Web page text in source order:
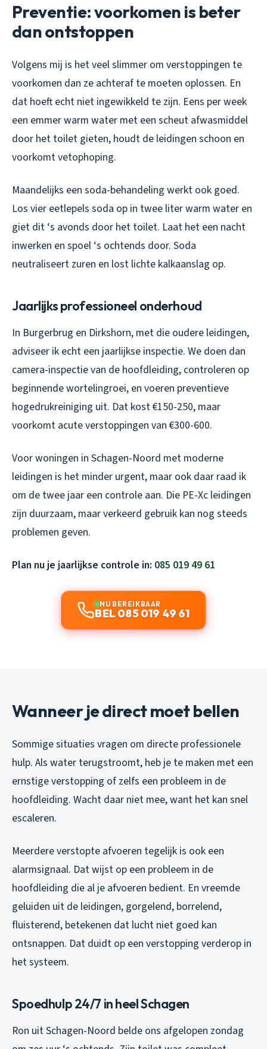
Preventie: voorkomen is beter
dan ontstoppen
Volgens mij is het veel slimmer om verstoppingen te
voorkomen dan ze achteraf te moeten oplossen. En
dat hoeft echt niet ingewikkeld te zijn. Eens per week
een emmer warm water met een scheut afwasmiddel
door het toilet gieten, houdt de leidingen schoon en
voorkomt vetophoping.
Maandelijks een soda-behandeling werkt ook goed.
Los vier eetlepels soda op in twee liter warm water en
giet dit ‘s avonds door het toilet. Laat het een nacht
inwerken en spoel ‘s ochtends door. Soda
neutraliseert zuren en lost lichte kalkaanslag op.
Jaarlijks professioneel onderhoud
In Burgerbrug en Dirkshorn, met die oudere leidingen,
adviseer ik echt een jaarlijkse inspectie. We doen dan
camera-inspectie van de hoofdleiding, controleren op
beginnende wortelingroei, en voeren preventieve
hogedrukreiniging uit. Dat kost €150-250, maar
voorkomt acute verstoppingen van €300-600.
Voor woningen in Schagen-Noord met moderne
leidingen is het minder urgent, maar ook daar raad ik
om de twee jaar een controle aan. Die PE-Xc leidingen
zijn duurzaam, maar verkeerd gebruik kan nog steeds
problemen geven.
Plan nu je jaarlijkse controle in: 085 019 49 61
NU BEREIKBAAR
BEL 085 019 49 61
Wanneer je direct moet bellen
Sommige situaties vragen om directe professionele
hulp. Als water terugstroomt, heb je te maken met een
ernstige verstopping of zelfs een probleem in de
hoofdleiding. Wacht daar niet mee, want het kan snel
escaleren.
Meerdere verstopte afvoeren tegelijk is ook een
alarmsignaal. Dat wijst op een probleem in de
hoofdleiding die al je afvoeren bedient. En vreemde
geluiden uit de leidingen, gorgelend, borrelend,
fluisterend, betekenen dat lucht niet goed kan
ontsnappen. Dat duidt op een verstopping verderop in
het systeem.
Spoedhulp 24/7 in heel Schagen
Ron uit Schagen-Noord belde ons afgelopen zondag